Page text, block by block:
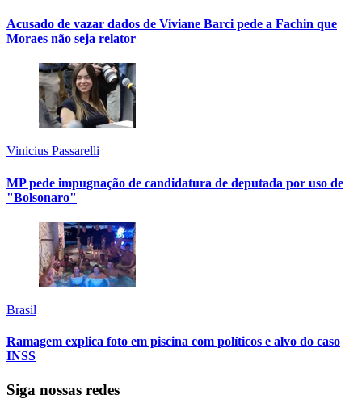
Acusado de vazar dados de Viviane Barci pede a Fachin que
Moraes não seja relator
Vinicius Passarelli
MP pede impugnação de candidatura de deputada por uso de
"Bolsonaro"
Brasil
Ramagem explica foto em piscina com políticos e alvo do caso
INSS
Siga nossas redes